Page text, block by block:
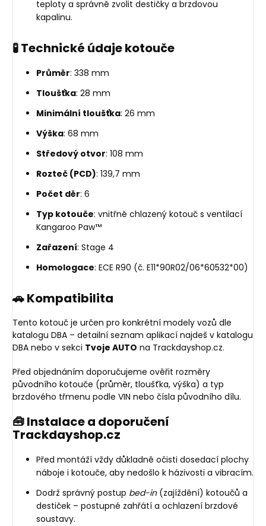
teploty a správně zvolit destičky a brzdovou
kapalinu.
🧪 Technické údaje kotouče
Průměr: 338 mm
Tloušťka: 28 mm
Minimální tloušťka: 26 mm
Výška: 68 mm
Středový otvor: 108 mm
Rozteč (PCD): 139,7 mm
Počet děr: 6
Typ kotouče: vnitřně chlazený kotouč s ventilací
Kangaroo Paw™
Zařazení: Stage 4
Homologace: ECE R90 (č. E11*90R02/06*60532*00)
🚗 Kompatibilita
Tento kotouč je určen pro konkrétní modely vozů dle
katalogu DBA – detailní seznam aplikací najdeš v katalogu
DBA nebo v sekci Tvoje AUTO na Trackdayshop.cz.
Před objednáním doporučujeme ověřit rozměry
původního kotouče (průměr, tloušťka, výška) a typ
brzdového třmenu podle VIN nebo čísla původního dílu.
🧰 Instalace a doporučení
Trackdayshop.cz
Před montáží vždy důkladně očisti dosedací plochy
náboje i kotouče, aby nedošlo k házivosti a vibracím.
Dodrž správný postup bed-in(zajíždění) kotoučů a
destiček – postupné zahřátí a ochlazení brzdové
soustavy.